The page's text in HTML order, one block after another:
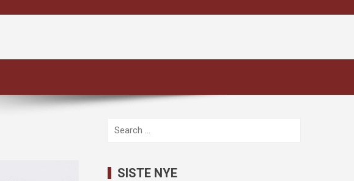
Search
SISTE NYE